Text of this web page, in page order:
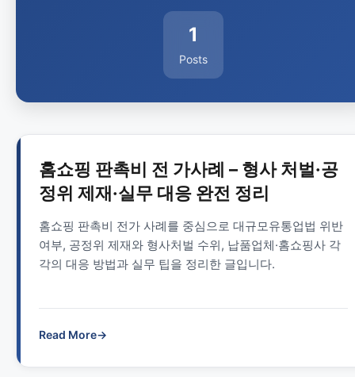
1
Posts
홈쇼핑 판촉비 전 가사례 – 형사 처벌·공
정위 제재·실무 대응 완전 정리
홈쇼핑 판촉비 전가 사례를 중심으로 대규모유통업법 위반
여부, 공정위 제재와 형사처벌 수위, 납품업체·홈쇼핑사 각
각의 대응 방법과 실무 팁을 정리한 글입니다.
Read More→